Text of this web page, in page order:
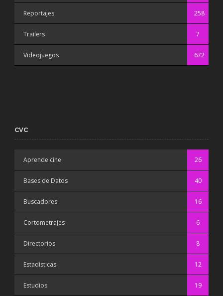
Reportajes 258
Trailers 7
Videojuegos 672
CVC
Aprende cine 26
Bases de Datos 40
Buscadores 16
Cortometrajes 6
Directorios 8
Estadísticas 12
Estudios 19